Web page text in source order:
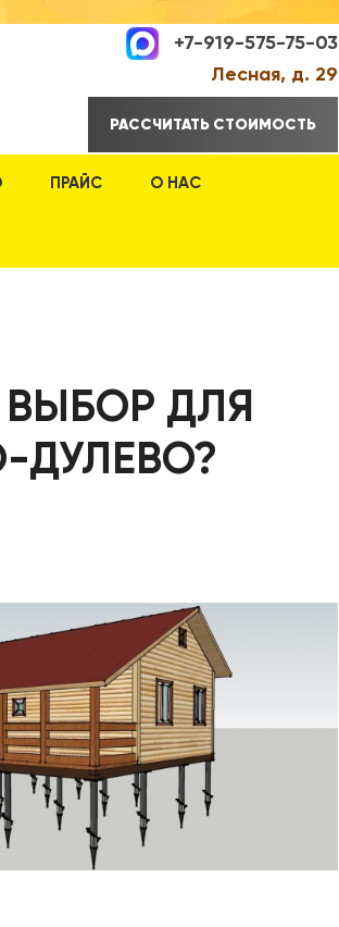
+7-919-575-75-03
Лесная, д. 29
РАССЧИТАТЬ СТОИМОСТЬ
ПРАЙС О НАС
ДЛЯ
ДУЛЕВО?